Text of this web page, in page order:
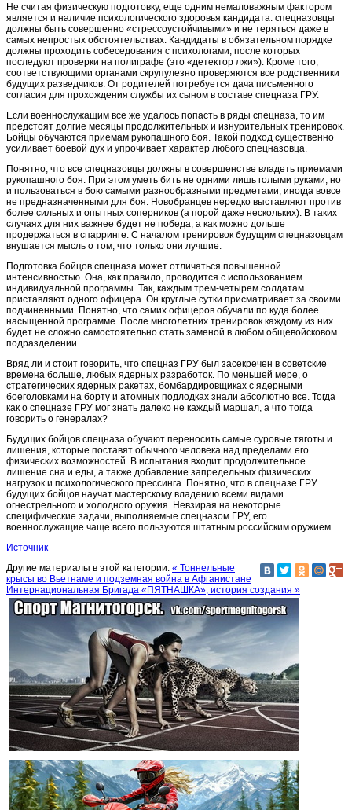
Не считая физическую подготовку, еще одним немаловажным фактором
является и наличие психологического здоровья кандидата: спецназовцы
должны быть совершенно «стрессоустойчивыми» и не теряться даже в
самых непростых обстоятельствах. Кандидаты в обязательном порядке
должны проходить собеседования с психологами, после которых
последуют проверки на полиграфе (это «детектор лжи»). Кроме того,
соответствующими органами скрупулезно проверяются все родственники
будущих разведчиков. От родителей потребуется дача письменного
согласия для прохождения службы их сыном в составе спецназа ГРУ.
Если военнослужащим все же удалось попасть в ряды спецназа, то им
предстоят долгие месяцы продолжительных и изнурительных тренировок.
Бойцы обучаются приемам рукопашного боя. Такой подход существенно
усиливает боевой дух и упрочивает характер любого спецназовца.
Понятно, что все спецназовцы должны в совершенстве владеть приемами
рукопашного боя. При этом уметь бить не одними лишь голыми руками, но
и пользоваться в бою самыми разнообразными предметами, иногда вовсе
не предназначенными для боя. Новобранцев нередко выставляют против
более сильных и опытных соперников (а порой даже нескольких). В таких
случаях для них важнее будет не победа, а как можно дольше
продержаться в спарринге. С началом тренировок будущим спецназовцам
внушается мысль о том, что только они лучшие.
Подготовка бойцов спецназа может отличаться повышенной
интенсивностью. Она, как правило, проводится с использованием
индивидуальной программы. Так, каждым трем-четырем солдатам
приставляют одного офицера. Он круглые сутки присматривает за своими
подчиненными. Понятно, что самих офицеров обучали по куда более
насыщенной программе. После многолетних тренировок каждому из них
будет не сложно самостоятельно стать заменой в любом общевойсковом
подразделении.
Вряд ли и стоит говорить, что спецназ ГРУ был засекречен в советские
времена больше, любых ядерных разработок. По меньшей мере, о
стратегических ядерных ракетах, бомбардировщиках с ядерными
боеголовками на борту и атомных подлодках знали абсолютно все. Тогда
как о спецназе ГРУ мог знать далеко не каждый маршал, а что тогда
говорить о генералах?
Будущих бойцов спецназа обучают переносить самые суровые тяготы и
лишения, которые поставят обычного человека над пределами его
физических возможностей. В испытания входит продолжительное
лишение сна и еды, а также добавление запредельных физических
нагрузок и психологического прессинга. Понятно, что в спецназе ГРУ
будущих бойцов научат мастерскому владению всеми видами
огнестрельного и холодного оружия. Невзирая на некоторые
специфические задачи, выполняемые спецназом ГРУ, его
военнослужащие чаще всего пользуются штатным российским оружием.
Источник
Другие материалы в этой категории: « Тоннельные
крысы во Вьетнаме и подземная война в Афганистане
Интернациональная Бригада «ПЯТНАШКА», история создания »